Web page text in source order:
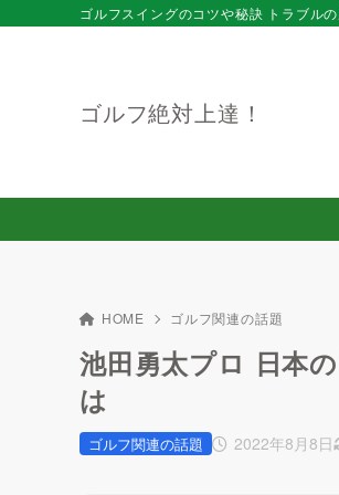
ゴルフ絶対上達！
ゴルフスイングのコツや秘訣 トラブル
HOME ゴルフ関連の話題
池田勇太プロ 日本
は
2022年8月8日
ゴルフ関連の話題